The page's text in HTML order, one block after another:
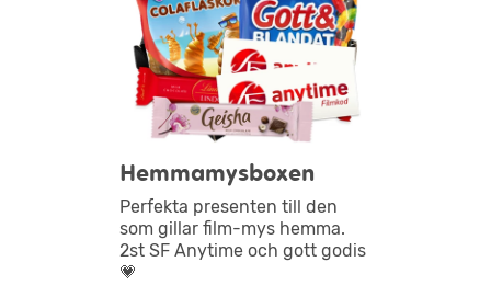
Hemmamysboxen
Perfekta presenten till den
som gillar film-mys hemma.
2st SF Anytime och gott godis
💗